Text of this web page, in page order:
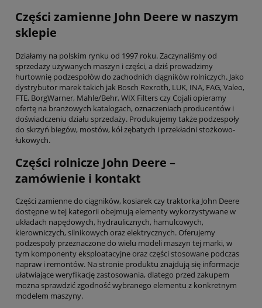
Części zamienne John Deere w naszym
sklepie
Działamy na polskim rynku od 1997 roku. Zaczynaliśmy od
sprzedaży używanych maszyn i części, a dziś prowadzimy
hurtownię podzespołów do zachodnich ciągników rolniczych. Jako
dystrybutor marek takich jak Bosch Rexroth, LUK, INA, FAG, Valeo,
FTE, BorgWarner, Mahle/Behr, WIX Filters czy Cojali opieramy
ofertę na branżowych katalogach, oznaczeniach producentów i
doświadczeniu działu sprzedaży. Produkujemy także podzespoły
do skrzyń biegów, mostów, kół zębatych i przekładni stożkowo-
łukowych.
Części rolnicze John Deere –
zamówienie i kontakt
Części zamienne do ciągników, kosiarek czy traktorka John Deere
dostępne w tej kategorii obejmują elementy wykorzystywane w
układach napędowych, hydraulicznych, hamulcowych,
kierowniczych, silnikowych oraz elektrycznych. Oferujemy
podzespoły przeznaczone do wielu modeli maszyn tej marki, w
tym komponenty eksploatacyjne oraz części stosowane podczas
napraw i remontów. Na stronie produktu znajdują się informacje
ułatwiające weryfikację zastosowania, dlatego przed zakupem
można sprawdzić zgodność wybranego elementu z konkretnym
modelem maszyny.